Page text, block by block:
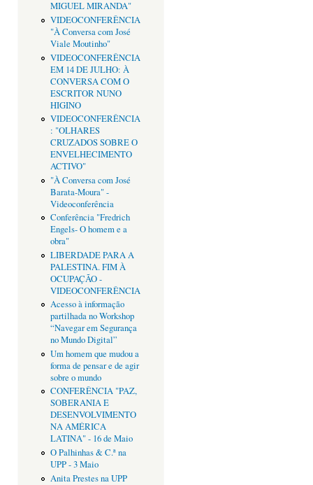
MIGUEL MIRANDA"
VIDEOCONFERÊNCIA
"À Conversa com José
Viale Moutinho"
VIDEOCONFERÊNCIA
EM 14 DE JULHO: À
CONVERSA COM O
ESCRITOR NUNO
HIGINO
VIDEOCONFERÊNCIA
: "OLHARES
CRUZADOS SOBRE O
ENVELHECIMENTO
ACTIVO"
"À Conversa com José
Barata-Moura" -
Videoconferência
Conferência "Fredrich
Engels- O homem e a
obra"
LIBERDADE PARA A
PALESTINA. FIM À
OCUPAÇÃO -
VIDEOCONFERÊNCIA
Acesso à informação
partilhada no Workshop
“Navegar em Segurança
no Mundo Digital”
Um homem que mudou a
forma de pensar e de agir
sobre o mundo
CONFERÊNCIA "PAZ,
SOBERANIA E
DESENVOLVIMENTO
NA AMÉRICA
LATINA" - 16 de Maio
O Palhinhas & C.ª na
UPP - 3 Maio
Anita Prestes na UPP